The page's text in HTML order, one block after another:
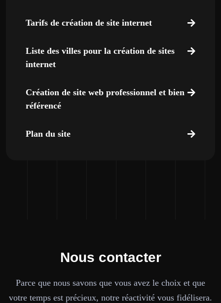
Tarifs de création de site internet
Liste des villes pour la création de sites
internet
Création de site web professionnel et bien
référencé
Plan du site
Nous contacter
Parce que nous savons que vous avez le choix et que
votre temps est précieux, notre réactivité vous fidélisera.